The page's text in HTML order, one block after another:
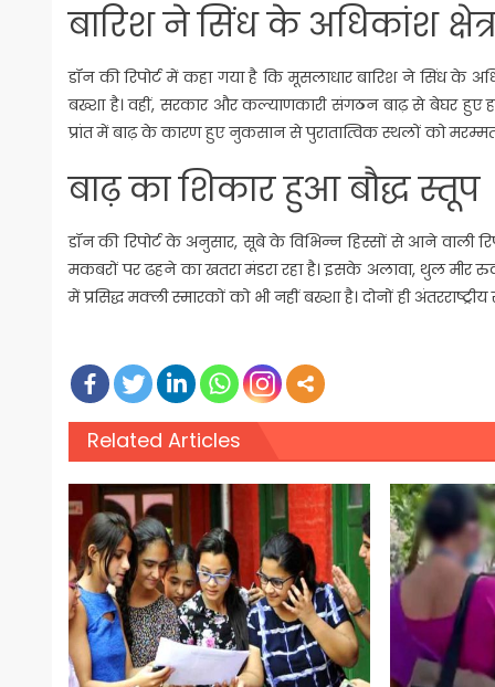
बारिश ने सिंध के अधिकांश
डॉन की रिपोर्ट में कहा गया है कि मूसलाधार बारिश ने सिंध के
बख्शा है। वहीं, सरकार और कल्याणकारी संगठन बाढ़ से बेघर हुए
प्रांत में बाढ़ के कारण हुए नुकसान से पुरातात्विक स्थलों को
बाढ़ का शिकार हुआ बौद्ध स्तूप
डॉन की रिपोर्ट के अनुसार, सूबे के विभिन्न हिस्सों से आने वाली
मकबरों पर ढहने का खतरा मंडरा रहा है। इसके अलावा, थुल मीर
में प्रसिद्ध मक्ली स्मारकों को भी नहीं बख्शा है। दोनों ही
Related Articles